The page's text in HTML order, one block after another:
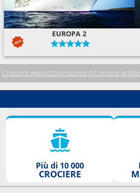
EUROPA 2
Crociere www.crocierissime.itCrociere Antille
Più di 10 000
CROCIERE